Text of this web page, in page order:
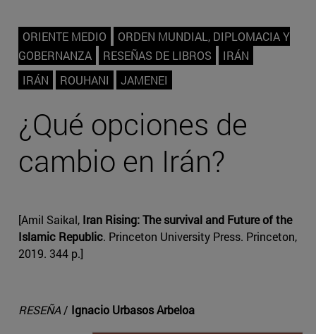
ORIENTE MEDIO
ORDEN MUNDIAL, DIPLOMACIA Y
GOBERNANZA
RESEÑAS DE LIBROS
IRÁN
IRÁN
ROUHANI JAMENEI
¿Qué opciones de
cambio en Irán?
[Amil Saikal, Iran Rising: The survival and Future of the
Islamic Republic. Princeton University Press. Princeton,
2019. 344 p.]
RESEÑA / Ignacio Urbasos Arbeloa